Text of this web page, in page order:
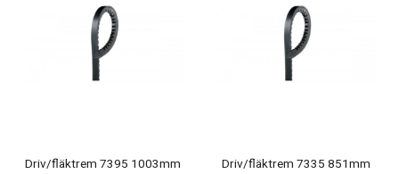
Driv/fläktrem 7395 1003mm Driv/fläktrem 7335 851mm